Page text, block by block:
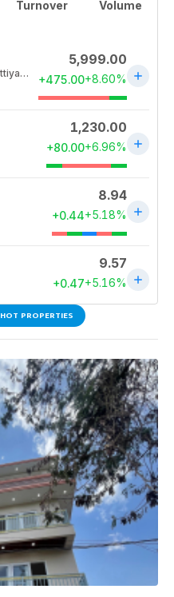
HOT PROPERTIES